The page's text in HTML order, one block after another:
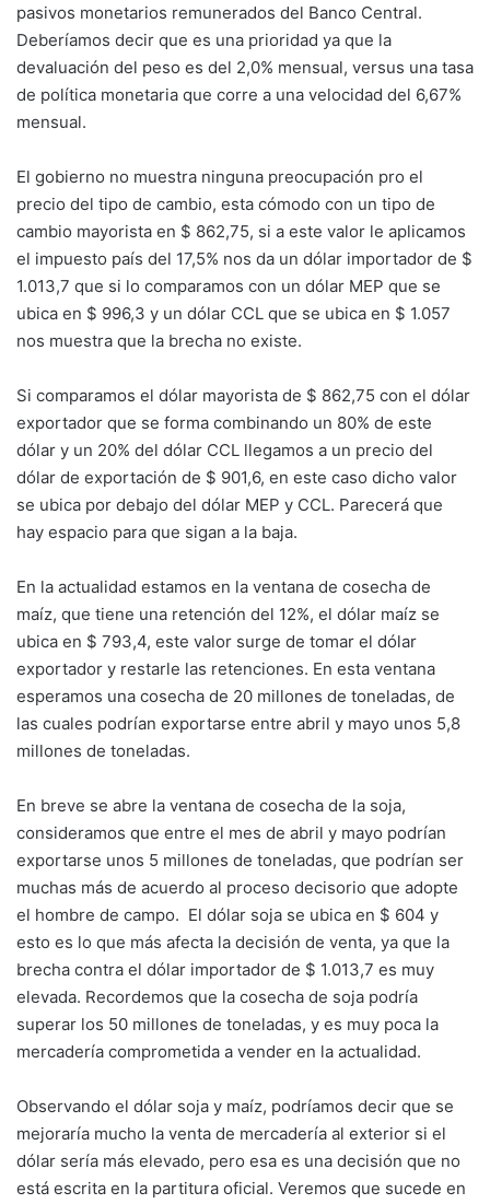
pasivos monetarios remunerados del Banco Central.
Deberíamos decir que es una prioridad ya que la
devaluación del peso es del 2,0% mensual, versus una tasa
de política monetaria que corre a una velocidad del 6,67%
mensual.
El gobierno no muestra ninguna preocupación pro el
precio del tipo de cambio, esta cómodo con un tipo de
cambio mayorista en $ 862,75, si a este valor le aplicamos
el impuesto país del 17,5% nos da un dólar importador de $
1.013,7 que si lo comparamos con un dólar MEP que se
ubica en $ 996,3 y un dólar CCL que se ubica en $ 1.057
nos muestra que la brecha no existe.
Si comparamos el dólar mayorista de $ 862,75 con el dólar
exportador que se forma combinando un 80% de este
dólar y un 20% del dólar CCL llegamos a un precio del
dólar de exportación de $ 901,6, en este caso dicho valor
se ubica por debajo del dólar MEP y CCL. Parecerá que
hay espacio para que sigan a la baja.
En la actualidad estamos en la ventana de cosecha de
maíz, que tiene una retención del 12%, el dólar maíz se
ubica en $ 793,4, este valor surge de tomar el dólar
exportador y restarle las retenciones. En esta ventana
esperamos una cosecha de 20 millones de toneladas, de
las cuales podrían exportarse entre abril y mayo unos 5,8
millones de toneladas.
En breve se abre la ventana de cosecha de la soja,
consideramos que entre el mes de abril y mayo podrían
exportarse unos 5 millones de toneladas, que podrían ser
muchas más de acuerdo al proceso decisorio que adopte
el hombre de campo. El dólar soja se ubica en $ 604 y
esto es lo que más afecta la decisión de venta, ya que la
brecha contra el dólar importador de $ 1.013,7 es muy
elevada. Recordemos que la cosecha de soja podría
superar los 50 millones de toneladas, y es muy poca la
mercadería comprometida a vender en la actualidad.
Observando el dólar soja y maíz, podríamos decir que se
mejoraría mucho la venta de mercadería al exterior si el
dólar sería más elevado, pero esa es una decisión que no
está escrita en la partitura oficial. Veremos que sucede en